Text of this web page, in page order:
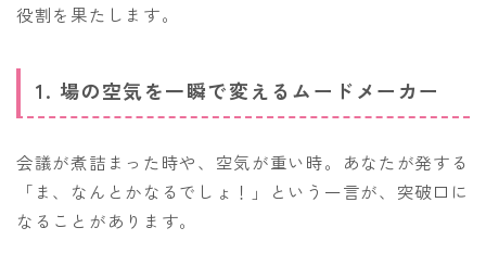
役割を果たします。
1. 場の空気を一瞬で変えるムードメーカー
会議が煮詰まった時や、空気が重い時。あなたが発する
「ま、なんとかなるでしょ！」という一言が、突破口に
なることがあります。